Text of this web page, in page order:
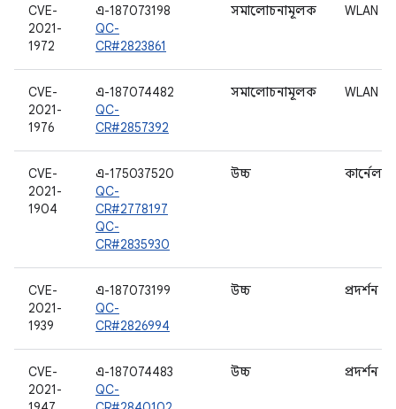
CVE-
2021-
1972
এ-187073198
QC-
CR#2823861
সমালোচনামূলক WLAN
CVE-
2021-
1976
এ-187074482
QC-
CR#2857392
সমালোচনামূলক WLAN
CVE-
2021-
1904
এ-175037520
QC-
CR#2778197
QC-
CR#2835930
উচ্চ কার্নেল
CVE-
2021-
1939
এ-187073199
QC-
CR#2826994
উচ্চ প্রদর্শন
CVE-
2021-
এ-187074483
QC-
উচ্চ প্রদর্শন